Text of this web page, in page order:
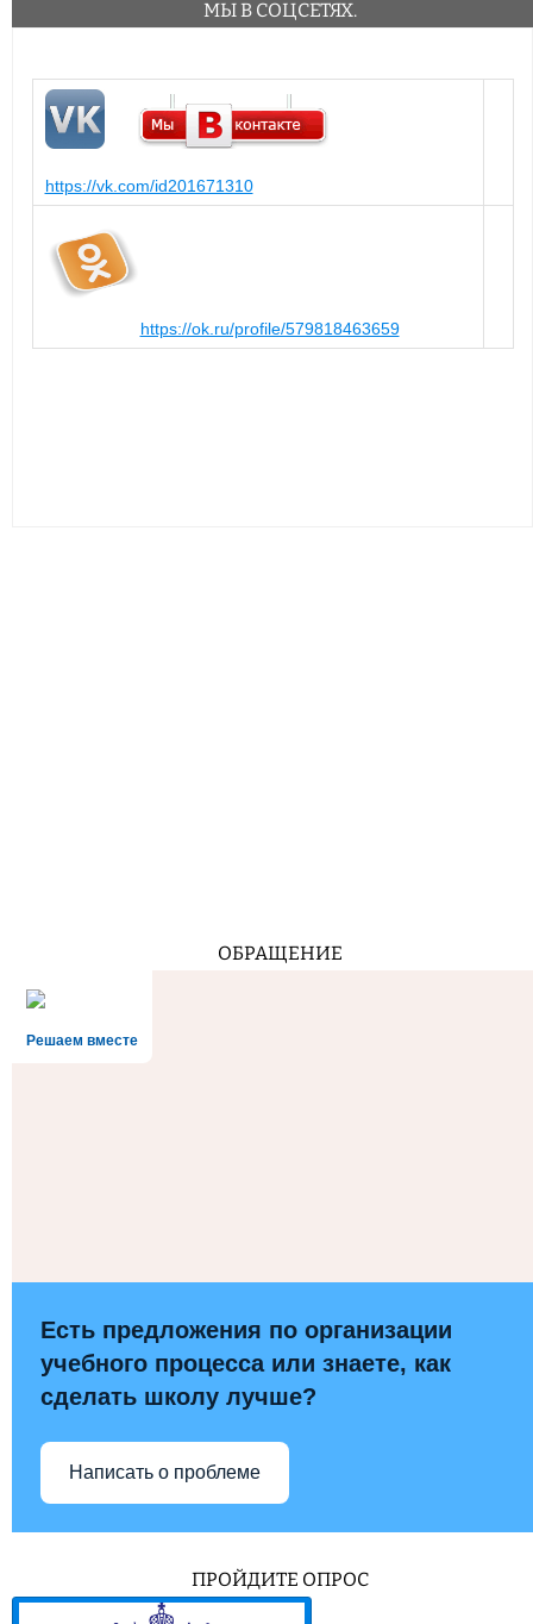
МЫ В СОЦСЕТЯХ.
https://vk.com/id201671310
https://ok.ru/profile/579818463659
ОБРАЩЕНИЕ
Решаем вместе
Есть предложения по организации
учебного процесса или знаете, как
сделать школу лучше?
Написать о проблеме
ПРОЙДИТЕ ОПРОС